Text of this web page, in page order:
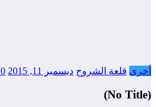
أخرى قلعة الشروح ديسمبر 11, 2015 0 تعليقات
(No Title)